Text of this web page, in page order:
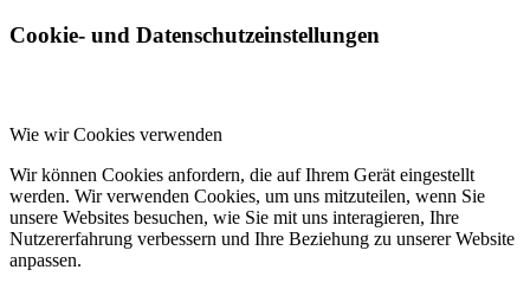
Cookie- und Datenschutzeinstellungen
Wie wir Cookies verwenden
Wir können Cookies anfordern, die auf Ihrem Gerät eingestellt
werden. Wir verwenden Cookies, um uns mitzuteilen, wenn Sie
unsere Websites besuchen, wie Sie mit uns interagieren, Ihre
Nutzererfahrung verbessern und Ihre Beziehung zu unserer Website
anpassen.